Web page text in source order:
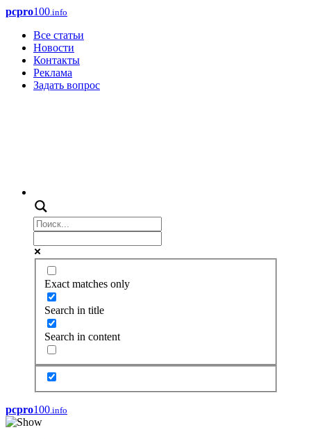
pcpro100.info
Все статьи
Новости
Контакты
Реклама
Задать вопрос
Exact matches only
Search in title
Search in content
pcpro100.info